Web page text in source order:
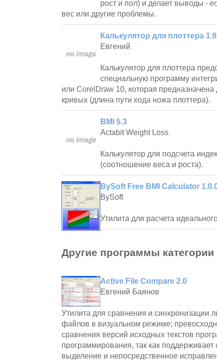
рост и пол) и делает выводы -
вес или другие проблемы.
Калькулятор для плоттера
Евгений
Калькулятор для плоттера
специальную программу
или CorelDraw 10, которая
кривых (длина пути хода ножа плоттера).
BMI 5.3
Actabit Weight Loss
Калькулятор для подсчета
(соотношение веса и роста).
BySoft Free BMI Calculator
BySoft
Утилита для расчета
Другие программы категории
Active File Compare 2.0
Евгений Баянов
Утилита для сравнения и синхронизации
файлов в визуальном режиме;
сравнения версий исходных текстов
программирования, так как поддерживает
выделение и непосредственное